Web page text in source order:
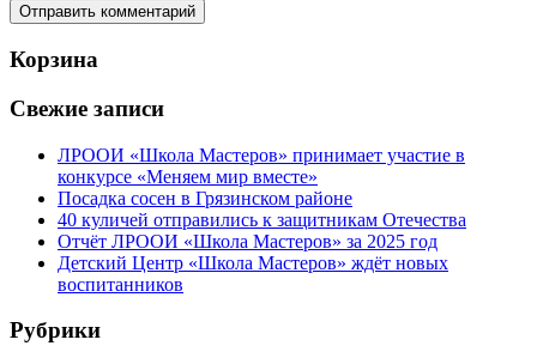
Корзина
Свежие записи
ЛРООИ «Школа Мастеров» принимает участие в
конкурсе «Меняем мир вместе»
Посадка сосен в Грязинском районе
40 куличей отправились к защитникам Отечества
Отчёт ЛРООИ «Школа Мастеров» за 2025 год
Детский Центр «Школа Мастеров» ждёт новых
воспитанников
Рубрики